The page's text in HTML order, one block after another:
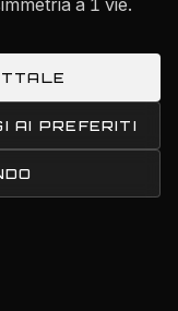
a 1 vie.
AI PREFERITI